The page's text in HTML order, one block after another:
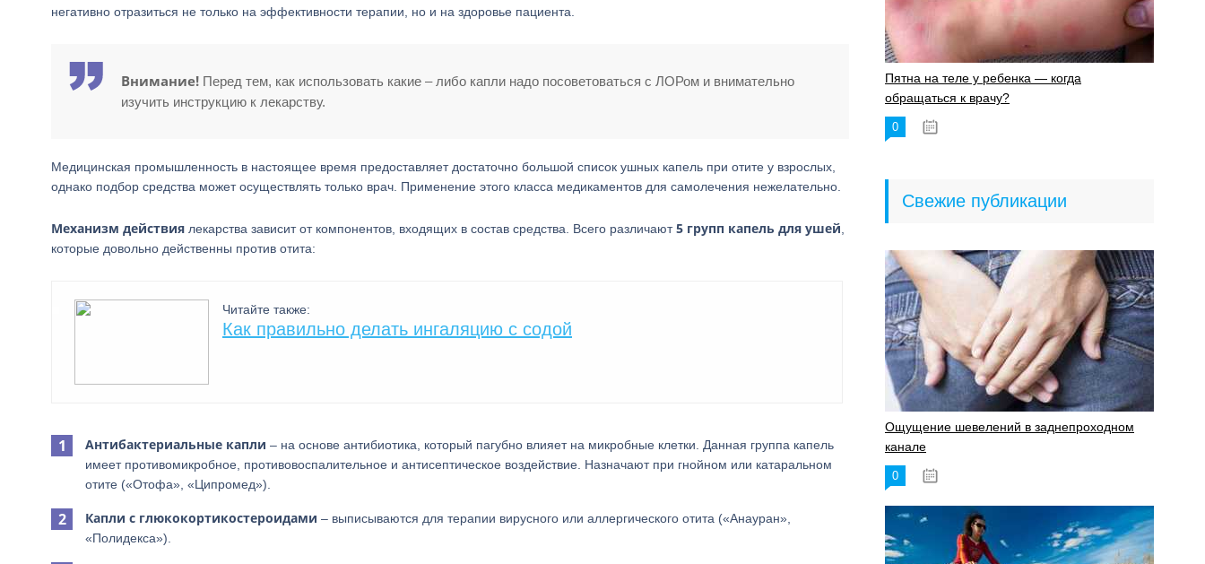
негативно отразиться не только на эффективности терапии, но и на здоровье пациента.
Внимание! Перед тем, как использовать какие – либо капли надо посоветоваться с ЛОРом и внимательно
изучить инструкцию к лекарству.
Медицинская промышленность в настоящее время предоставляет достаточно большой список ушных капель при отите у взрослых,
однако подбор средства может осуществлять только врач. Применение этого класса медикаментов для самолечения нежелательно.
Механизм действия лекарства зависит от компонентов, входящих в состав средства. Всего различают5 групп капель для ушей
которые довольно действенны против отита:
Читайте также:
Как правильно делать ингаляцию с содой
Антибактериальные капли – на основе антибиотика, который пагубно влияет на микробные клетки. Данная группа капель
имеет противомикробное, противовоспалительное и антисептическое воздействие. Назначают при гнойном или катаральном
отите («Отофа», «Ципромед»).
Капли с глюкокортикостероидами – выписываются для терапии вирусного или аллергического отита («Анауран»,
«Полидекса»).
Пятна на теле у ребенка — когда
обращаться к врачу?
0
Свежие публикации
Ощущение шевелений в заднепроходном
канале
0